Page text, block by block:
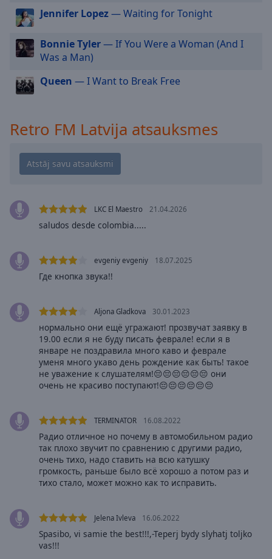
cancel
and
close
Text
Color
Background
Color
Family
Jennifer Lopez— Waiting for Tonight
Bonnie Tyler— If You Were a Woman (And I
Was a Man)
Queen — I Want to Break Free
Retro FM Latvija atsauksmes
LKC El Maestro 21.04.2026
saludos desde colombia.....
evgeniy evgeniy 18.07.2025
Где кнопка звука!!
Aljona Gladkova 30.01.2023
нормально они ещё угражают! прозвучат заявку в
19.00 если я не буду писать феврале! если я в
январе не поздравила много каво и феврале
уменя много укаво день рождение как быть! такое
не уважение к слушателям!😔😔😔😔😔😔 они
очень не красиво поступают!😔😔😔😔😔😔
TERMINATOR 16.08.2022
Радио отличное но почему в автомобильном радио
так плохо звучит по сравнению с другими радио,
очень тихо, надо ставить на всю катушку
громкость, раньше было всё хорошо а потом раз и
тихо стало, может можно как то исправить.
Jelena Ivleva 16.06.2022
Spasibo, vi samie the best!!!,-Teperj bydy slyhatj toljko
vas!!!